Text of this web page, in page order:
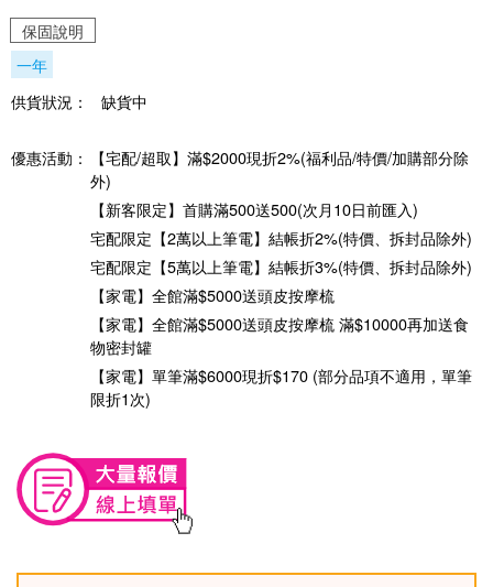
保固說明
一年
供貨狀況：
缺貨中
優惠活動：
【宅配/超取】滿$2000現折2%(福利品/特價/加購部分除
外)
【新客限定】首購滿500送500(次月10日前匯入)
宅配限定【2萬以上筆電】結帳折2%(特價、拆封品除外)
宅配限定【5萬以上筆電】結帳折3%(特價、拆封品除外)
【家電】全館滿$5000送頭皮按摩梳
【家電】全館滿$5000送頭皮按摩梳 滿$10000再加送食
物密封罐
【家電】單筆滿$6000現折$170 (部分品項不適用，單筆
限折1次)